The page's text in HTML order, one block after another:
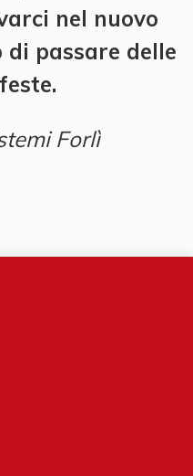
nel nuovo
passare delle
Forlì